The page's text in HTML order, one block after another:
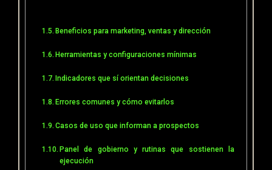
Beneficios para marketing, ventas y dirección
Herramientas y configuraciones mínimas
Indicadores que sí orientan decisiones
Errores comunes y cómo evitarlos
Casos de uso que informan a prospectos
Panel de gobierno y rutinas que sostienen la
ejecución